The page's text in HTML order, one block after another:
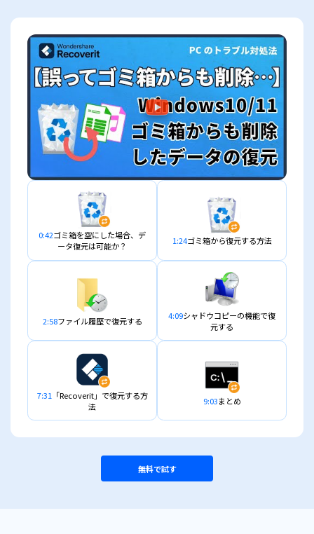
0:42ゴミ箱を空にした場合、デ
ータ復元は可能か？
1:24ゴミ箱から復元する方法
2:58ファイル履歴で復元する 4:09シャドウコピーの機能で復
元する
7:31 「Recoverit」で復元する方
法
9:03まとめ
無料で試す